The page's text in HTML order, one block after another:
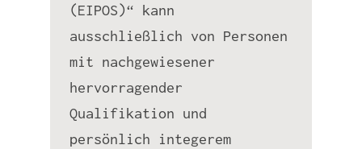
(EIPOS)“ kann
ausschließlich von Personen
mit nachgewiesener
hervorragender
Qualifikation und
persönlich integerem